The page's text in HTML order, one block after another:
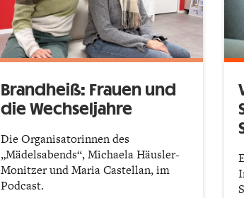
Brandheiß: Frauen und
die Wechseljahre
Die Organisatorinnen des
„Mädelsabends“, Michaela Häusler-
Monitzer und Maria Castellan, im
Podcast.